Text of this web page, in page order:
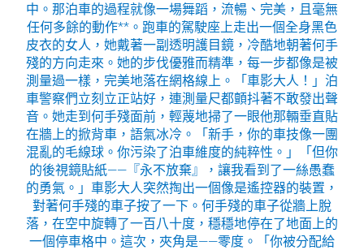
中。那泊車的過程就像一場舞蹈，流暢、完美，且毫無
任何多餘的動作**。跑車的駕駛座上走出一個全身黑色
皮衣的女人，她戴著一副透明護目鏡，冷酷地朝著何手
殘的方向走來。她的步伐優雅而精準，每一步都像是被
測量過一樣，完美地落在網格線上。「車影大人！」泊
車警察們立刻立正站好，連測量尺都顫抖著不敢發出聲
音。她走到何手殘面前，輕蔑地掃了一眼他那輛垂直貼
在牆上的掀背車，語氣冰冷。「新手，你的車技像一團
混亂的毛線球。你污染了泊車維度的純粹性。」「但你
的後視鏡貼紙——『永不放棄』，讓我看到了一絲愚蠢
的勇氣。」車影大人突然掏出一個像是遙控器的裝置，
對著何手殘的車子按了一下。何手殘的車子從牆上脫
落，在空中旋轉了一百八十度，穩穩地停在了地面上的
一個停車格中。這次，夾角是——零度。「你被分配給